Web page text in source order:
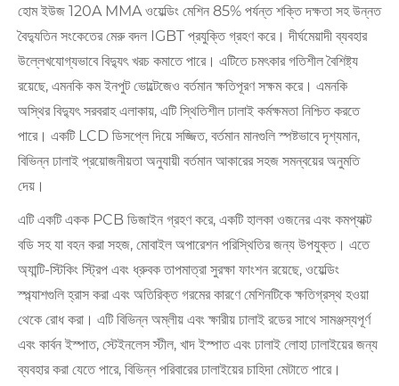
হোম ইউজ 120A MMA ওয়েল্ডিং মেশিন 85% পর্যন্ত শক্তি দক্ষতা সহ উন্নত
বৈদ্যুতিন সংকেতের মেরু বদল IGBT প্রযুক্তি গ্রহণ করে। দীর্ঘমেয়াদী ব্যবহার
উল্লেখযোগ্যভাবে বিদ্যুৎ খরচ কমাতে পারে। এটিতে চমৎকার গতিশীল বৈশিষ্ট্য
রয়েছে, এমনকি কম ইনপুট ভোল্টেজেও বর্তমান ক্ষতিপূরণ সক্ষম করে। এমনকি
অস্থির বিদ্যুৎ সরবরাহ এলাকায়, এটি স্থিতিশীল ঢালাই কর্মক্ষমতা নিশ্চিত করতে
পারে। একটি LCD ডিসপ্লে দিয়ে সজ্জিত, বর্তমান মানগুলি স্পষ্টভাবে দৃশ্যমান,
বিভিন্ন ঢালাই প্রয়োজনীয়তা অনুযায়ী বর্তমান আকারের সহজ সমন্বয়ের অনুমতি
দেয়।
এটি একটি একক PCB ডিজাইন গ্রহণ করে, একটি হালকা ওজনের এবং কমপ্যাক্ট
বডি সহ যা বহন করা সহজ, মোবাইল অপারেশন পরিস্থিতির জন্য উপযুক্ত। এতে
অ্যান্টি-স্টিকিং স্ট্রিপ এবং ধ্রুবক তাপমাত্রা সুরক্ষা ফাংশন রয়েছে, ওয়েল্ডিং
স্প্ল্যাশগুলি হ্রাস করা এবং অতিরিক্ত গরমের কারণে মেশিনটিকে ক্ষতিগ্রস্থ হওয়া
থেকে রোধ করা। এটি বিভিন্ন অম্লীয় এবং ক্ষারীয় ঢালাই রডের সাথে সামঞ্জস্যপূর্ণ
এবং কার্বন ইস্পাত, স্টেইনলেস স্টীল, খাদ ইস্পাত এবং ঢালাই লোহা ঢালাইয়ের জন্য
ব্যবহার করা যেতে পারে, বিভিন্ন পরিবারের ঢালাইয়ের চাহিদা মেটাতে পারে।